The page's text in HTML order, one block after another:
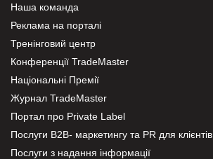
Наша команда
Реклама на порталі
Тренінговий центр
Конференції TradeMaster
Національні Премії
Журнал TradeMaster
Портал про Private Label
Послуги В2В- маркетингу та PR для клієнтів
Послуги з надання інформації